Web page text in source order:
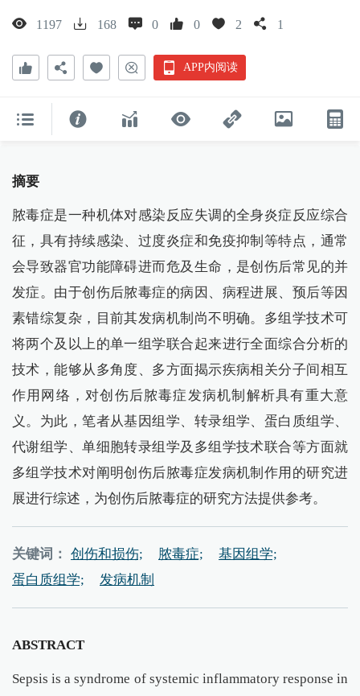
1197 168 0 0 2 1
APP内阅读
摘要
脓毒症是一种机体对感染反应失调的全身炎症反应综合
征，具有持续感染、过度炎症和免疫抑制等特点，通常
会导致器官功能障碍进而危及生命，是创伤后常见的并
发症。由于创伤后脓毒症的病因、病程进展、预后等因
素错综复杂，目前其发病机制尚不明确。多组学技术可
将两个及以上的单一组学联合起来进行全面综合分析的
技术，能够从多角度、多方面揭示疾病相关分子间相互
作用网络，对创伤后脓毒症发病机制解析具有重大意
义。为此，笔者从基因组学、转录组学、蛋白质组学、
代谢组学、单细胞转录组学及多组学技术联合等方面就
多组学技术对阐明创伤后脓毒症发病机制作用的研究进
展进行综述，为创伤后脓毒症的研究方法提供参考。
关键词： 创伤和损伤; 脓毒症;
基因组学;
蛋白质组学;
发病机制
ABSTRACT
Sepsis is a syndrome of systemic inflammatory response in